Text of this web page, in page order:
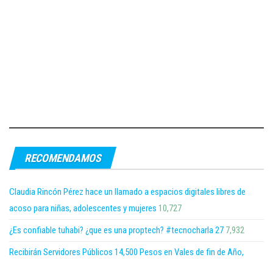
RECOMENDAMOS
Claudia Rincón Pérez hace un llamado a espacios digitales libres de
acoso para niñas, adolescentes y mujeres 10,727
¿Es confiable tuhabi? ¿que es una proptech? #tecnocharla 27 7,932
Recibirán Servidores Públicos 14,500 Pesos en Vales de fin de Año,